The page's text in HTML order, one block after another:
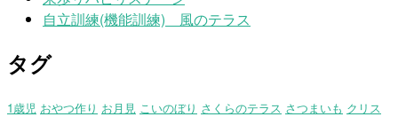
自立訓練(機能訓練) 風のテラス
タグ
1歳児 おやつ作り お月見 こいのぼり さくらのテラス さつまいも クリス